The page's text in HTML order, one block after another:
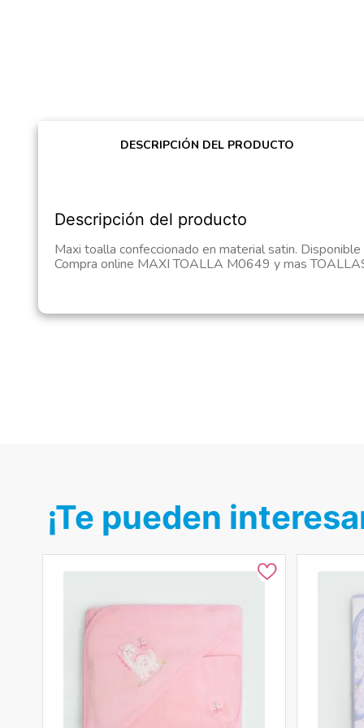
DESCRIPCIÓN DEL PRODUCTO
Descripción del producto
Maxi toalla confeccionado en material satin.
Compra online MAXI TOALLA M0649 y mas
¡Te pueden